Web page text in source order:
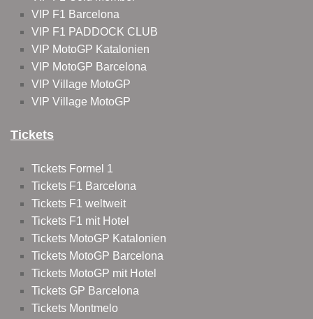
VIP F1 Barcelona
VIP F1 PADDOCK CLUB
VIP MotoGP Katalonien
VIP MotoGP Barcelona
VIP Village MotoGP
VIP Village MotoGP
Tickets
Tickets Formel 1
Tickets F1 Barcelona
Tickets F1 weltweit
Tickets F1 mit Hotel
Tickets MotoGP Katalonien
Tickets MotoGP Barcelona
Tickets MotoGP mit Hotel
Tickets GP Barcelona
Tickets Montmelo